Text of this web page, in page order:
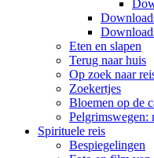
Eten en slapen
Terug naar huis
Op zoek naar
Zoekertjes
Bloemen op de
Pelgrimswegen:
Spirituele reis
Bespiegelingen